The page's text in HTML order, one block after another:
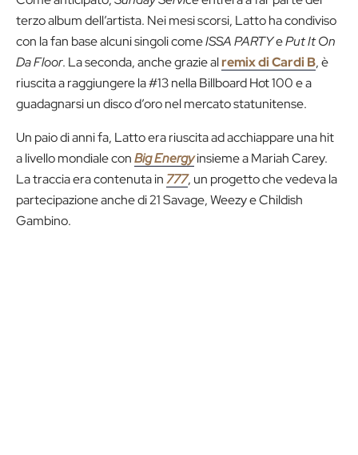
terzo album dell’artista. Nei mesi scorsi, Latto ha condiviso
con la fan base alcuni singoli comeISSA PARTYePut It On
Da Floor. La seconda, anche grazie alremix di Cardi B, è
riuscita a raggiungere la #13 nella Billboard Hot 100 e a
guadagnarsi un disco d’oro nel mercato statunitense.
Un paio di anni fa, Latto era riuscita ad acchiappare una hit
a livello mondiale conBig Energyinsieme a Mariah Carey.
La traccia era contenuta in777, un progetto che vedeva la
partecipazione anche di 21 Savage, Weezy e Childish
Gambino.